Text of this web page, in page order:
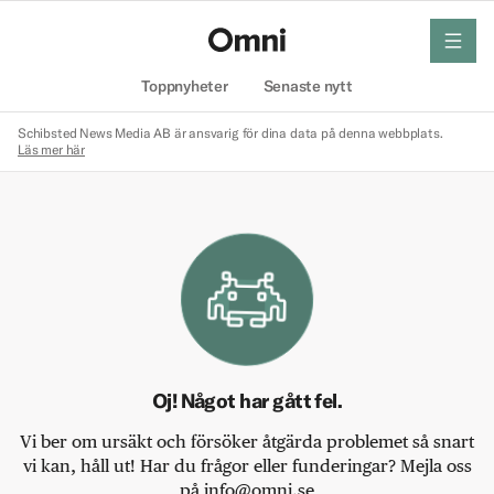
Toppnyheter Senaste nytt
meny
Schibsted News Media AB är ansvarig för dina data på denna webbplats.
Läs mer här
Oj! Något har gått fel.
Vi ber om ursäkt och försöker åtgärda problemet så snart
vi kan, håll ut! Har du frågor eller funderingar? Mejla oss